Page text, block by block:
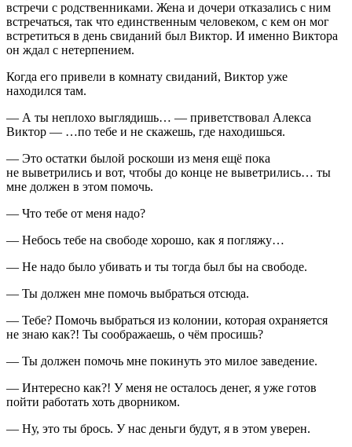
встречи с родственниками. Жена и дочери отказались с ним
встречаться, так что единственным человеком, с кем он мог
встретиться в день свиданий был Виктор. И именно Виктора
он ждал с нетерпением.
Когда его привели в комнату свиданий, Виктор уже
находился там.
— А ты неплохо выглядишь… — приветствовал Алекса
Виктор — …по тебе и не скажешь, где находишься.
— Это остатки былой роскоши из меня ещё пока
не выветрились и вот, чтобы до конце не выветрились… ты
мне должен в этом помочь.
— Что тебе от меня надо?
— Небось тебе на свободе хорошо, как я погляжу…
— Не надо было убивать и ты тогда был бы на свободе.
— Ты должен мне помочь выбраться отсюда.
— Тебе? Помочь выбраться из колонии, которая охраняется
не знаю как?! Ты соображаешь, о чём просишь?
— Ты должен помочь мне покинуть это милое заведение.
— Интересно как?! У меня не осталось денег, я уже готов
пойти работать хоть дворником.
— Ну, это ты брось. У нас деньги будут, я в этом уверен.